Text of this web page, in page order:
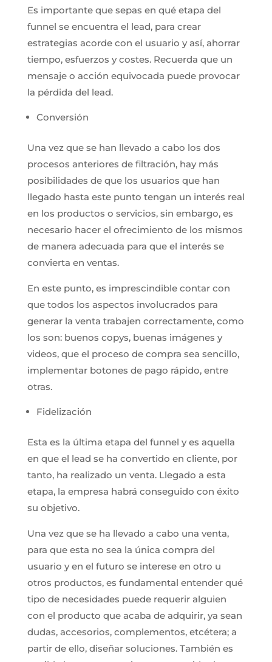
Es importante que sepas en qué etapa del
funnel se encuentra el lead, para crear
estrategias acorde con el usuario y así, ahorrar
tiempo, esfuerzos y costes. Recuerda que un
mensaje o acción equivocada puede provocar
la pérdida del lead.
Conversión
Una vez que se han llevado a cabo los dos
procesos anteriores de filtración, hay más
posibilidades de que los usuarios que han
llegado hasta este punto tengan un interés real
en los productos o servicios, sin embargo, es
necesario hacer el ofrecimiento de los mismos
de manera adecuada para que el interés se
convierta en ventas.
En este punto, es imprescindible contar con
que todos los aspectos involucrados para
generar la venta trabajen correctamente, como
los son: buenos copys, buenas imágenes y
videos, que el proceso de compra sea sencillo,
implementar botones de pago rápido, entre
otras.
Fidelización
Esta es la última etapa del funnel y es aquella
en que el lead se ha convertido en cliente, por
tanto, ha realizado un venta. Llegado a esta
etapa, la empresa habrá conseguido con éxito
su objetivo.
Una vez que se ha llevado a cabo una venta,
para que esta no sea la única compra del
usuario y en el futuro se interese en otro u
otros productos, es fundamental entender qué
tipo de necesidades puede requerir alguien
con el producto que acaba de adquirir, ya sean
dudas, accesorios, complementos, etcétera; a
partir de ello, diseñar soluciones. También es